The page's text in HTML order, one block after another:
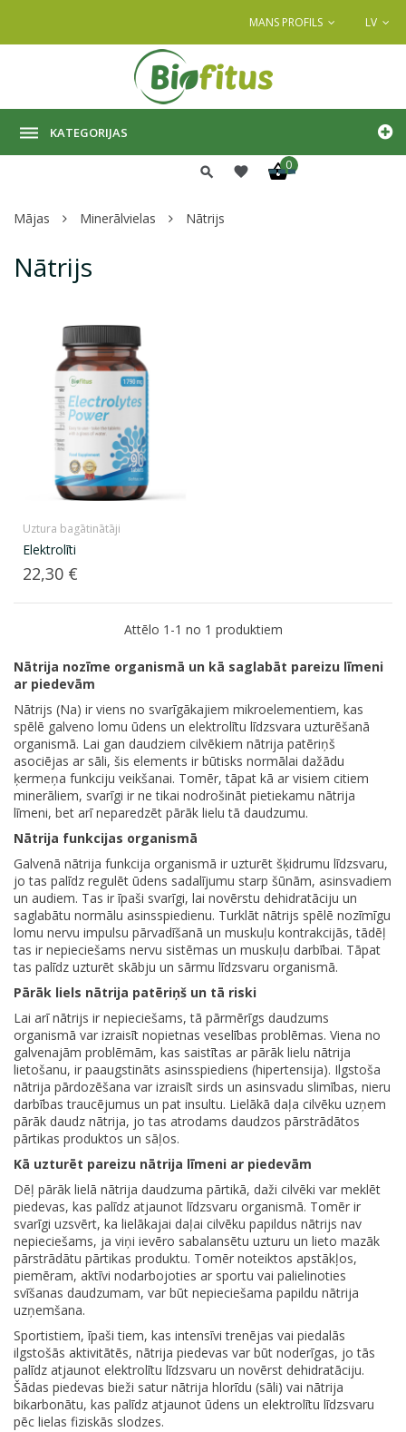
MANS PROFILS LV
KATEGORIJAS
0
Mājas Minerālvielas Nātrijs
Nātrijs
Uztura bagātinātāji
Elektrolīti
Cena
22,30 €
Attēlo 1-1 no 1 produktiem
Nātrija nozīme organismā un kā saglabāt pareizu līmeni
ar piedevām
Nātrijs (Na) ir viens no svarīgākajiem mikroelementiem, kas
spēlē galveno lomu ūdens un elektrolītu līdzsvara uzturēšanā
organismā. Lai gan daudziem cilvēkiem nātrija patēriņš
asociējas ar sāli, šis elements ir būtisks normālai dažādu
ķermeņa funkciju veikšanai. Tomēr, tāpat kā ar visiem citiem
minerāliem, svarīgi ir ne tikai nodrošināt pietiekamu nātrija
līmeni, bet arī neparedzēt pārāk lielu tā daudzumu.
Nātrija funkcijas organismā
Galvenā nātrija funkcija organismā ir uzturēt šķidrumu līdzsvaru,
jo tas palīdz regulēt ūdens sadalījumu starp šūnām, asinsvadiem
un audiem. Tas ir īpaši svarīgi, lai novērstu dehidratāciju un
saglabātu normālu asinsspiedienu. Turklāt nātrijs spēlē nozīmīgu
lomu nervu impulsu pārvadīšanā un muskuļu kontrakcijās, tādēļ
tas ir nepieciešams nervu sistēmas un muskuļu darbībai. Tāpat
tas palīdz uzturēt skābju un sārmu līdzsvaru organismā.
Pārāk liels nātrija patēriņš un tā riski
Lai arī nātrijs ir nepieciešams, tā pārmērīgs daudzums
organismā var izraisīt nopietnas veselības problēmas. Viena no
galvenajām problēmām, kas saistītas ar pārāk lielu nātrija
lietošanu, ir paaugstināts asinsspiediens (hipertensija). Ilgstoša
nātrija pārdozēšana var izraisīt sirds un asinsvadu slimības, nieru
darbības traucējumus un pat insultu. Lielākā daļa cilvēku uzņem
pārāk daudz nātrija, jo tas atrodams daudzos pārstrādātos
pārtikas produktos un sāļos.
Kā uzturēt pareizu nātrija līmeni ar piedevām
Dēļ pārāk lielā nātrija daudzuma pārtikā, daži cilvēki var meklēt
piedevas, kas palīdz atjaunot līdzsvaru organismā. Tomēr ir
svarīgi uzsvērt, ka lielākajai daļai cilvēku papildus nātrijs nav
nepieciešams, ja viņi ievēro sabalansētu uzturu un lieto mazāk
pārstrādātu pārtikas produktu. Tomēr noteiktos apstākļos,
piemēram, aktīvi nodarbojoties ar sportu vai palielinoties
svīšanas daudzumam, var būt nepieciešama papildu nātrija
uzņemšana.
Sportistiem, īpaši tiem, kas intensīvi trenējas vai piedalās
ilgstošās aktivitātēs, nātrija piedevas var būt noderīgas, jo tās
palīdz atjaunot elektrolītu līdzsvaru un novērst dehidratāciju.
Šādas piedevas bieži satur nātrija hlorīdu (sāli) vai nātrija
bikarbonātu, kas palīdz atjaunot ūdens un elektrolītu līdzsvaru
pēc lielas fiziskās slodzes.